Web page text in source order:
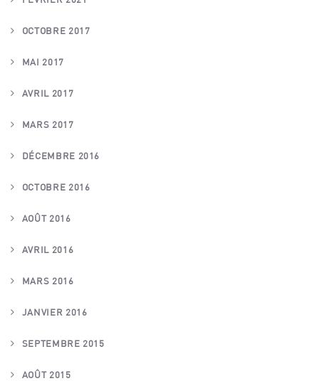
OCTOBRE 2017
MAI 2017
AVRIL 2017
MARS 2017
DÉCEMBRE 2016
OCTOBRE 2016
AOÛT 2016
AVRIL 2016
MARS 2016
JANVIER 2016
SEPTEMBRE 2015
AOÛT 2015